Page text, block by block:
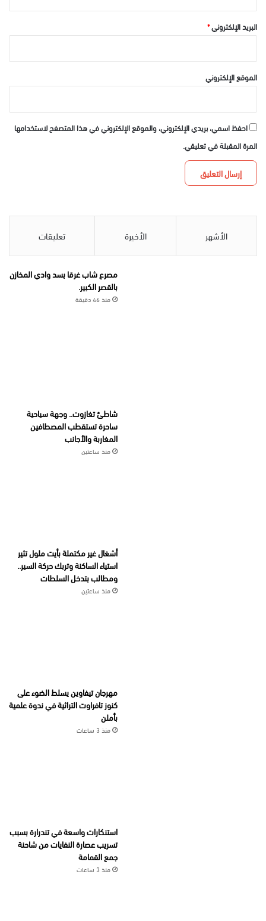
البريد الإلكتروني*
الموقع الإلكتروني
احفظ اسمي، بريدي الإلكتروني، والموقع الإلكتروني في هذا المتصفح لاستخدامها
المرة المقبلة في تعليقي.
الأشهر الأخيرة تعليقات
مصرع شاب غرقا بسد وادي المخازن
بالقصر الكبير.
منذ 46 دقيقة
شاطئ تغازوت.. وجهة سياحية
ساحرة تستقطب المصطافين
المغاربة والأجانب
منذ ساعتين
أشغال غير مكتملة بأيت ملول تثير
استياء الساكنة وتربك حركة السير..
ومطالب بتدخل السلطات
منذ ساعتين
مهرجان تيفاوين يسلط الضوء على
كنوز تافراوت التراثية في ندوة علمية
بأملن
منذ 3 ساعات
استنكارات واسعة في تندرارة بسبب
تسريب عصارة النفايات من شاحنة
جمع القمامة
منذ 3 ساعات